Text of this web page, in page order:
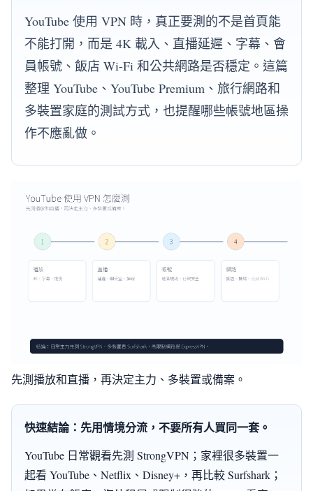
YouTube 使用 VPN 時，真正要測的不是首頁能
不能打開，而是 4K 載入、直播延遲、字幕、會
員帳號、飯店 Wi-Fi 和公共網路是否穩定。這篇
整理 YouTube、YouTube Premium、旅行網路和
多裝置家庭的測試方式，也提醒哪些帳號地區操
作不應亂做。
先測播放和直播，再決定主力、多裝置或備案。
快速結論：先用情境分流，不要所有人買同一套。
YouTube 日常觀看先測 StrongVPN；家裡很多裝置一
起看 YouTube、Netflix、Disney+，再比較 Surfshark；